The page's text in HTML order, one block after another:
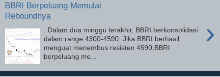
BBRI Berpeluang Memulai
Reboundnya
›
Dalam dua minggu terakhir, BBRI berkonsolidasi
dalam range 4300-4590. Jika BBRI berhasil
menguat menembus resisten 4590,BBRI
berpeluang me...